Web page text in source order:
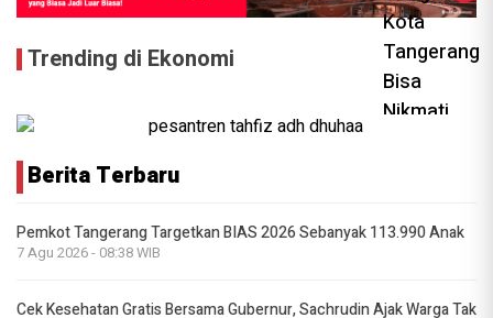
Trending di Ekonomi
Berita Terbaru
Pemkot Tangerang Targetkan BIAS 2026 Sebanyak 113.990 Anak
7 Agu 2026 - 08:38 WIB
Cek Kesehatan Gratis Bersama Gubernur, Sachrudin Ajak Warga Tak